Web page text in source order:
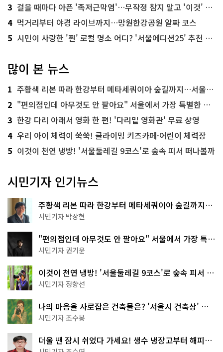
3 걸을 때마다 아픈 '족저근막염'…무작정 참지 말고 '이것' 해보세요!
4 먹거리부터 야경 라이브까지…망원한강공원 알짜 코스
5 시민이 사랑한 '찐' 로컬 명소 어디? '서울에디션25' 추천 코스
많이 본 뉴스
1 주황색 리본 따라 한강부터 메타세쿼이아 숲길까지…서울둘레길 15코스
2 "편의점인데 아무것도 안 팔아요" 서울에서 가장 특별한 편의점의 정체
3 한강 다리 아래서 영화 한 편! '다리밑 영화관' 무료 상영
4 우리 아이 체력이 쑥쑥! 클라이밍 키즈카페·어린이 체력장
5 이것이 천연 냉방! '서울둘레길 9코스'로 숲속 피서 떠나볼까
시민기자 인기뉴스
주황색 리본 따라 한강부터 메타세쿼이아 숲길까지…
서울둘레길 15코스
시민기자 박상현
"편의점인데 아무것도 안 팔아요" 서울에서 가장 특별
한 편의점의 정체
시민기자 권기윤
이것이 천연 냉방! '서울둘레길 9코스'로 숲속 피서 떠
나볼까
시민기자 정향선
나의 마음을 사로잡은 건축물은? '서울시 건축상' 수
상작 공개!
시민기자 조수봉
더울 땐 잠시 쉬었다 가세요! 생수 냉장고부터 해피소